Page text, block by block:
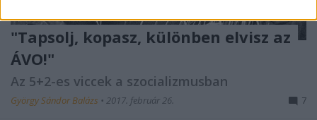
"Tapsolj, kopasz, különben elvisz az
ÁVO!"
Az 5+2-es viccek a szocializmusban
György Sándor Balázs • 2017. február 26. 7